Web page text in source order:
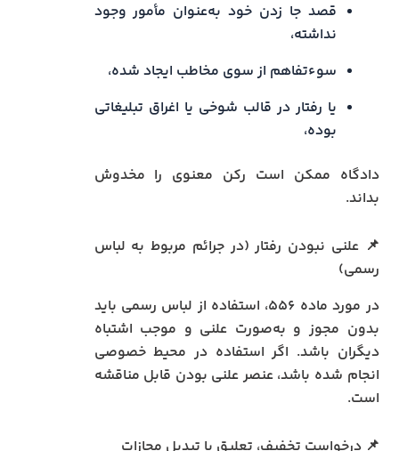
قصد جا زدن خود به‌عنوان مأمور وجود
نداشته،
سوءتفاهم از سوی مخاطب ایجاد شده،
یا رفتار در قالب شوخی یا اغراق تبلیغاتی
بوده،
دادگاه ممکن است رکن معنوی را مخدوش
بداند.
📌 علنی نبودن رفتار (در جرائم مربوط به لباس
رسمی)
در مورد ماده ۵۵۶، استفاده از لباس رسمی باید
بدون مجوز و به‌صورت علنی و موجب اشتباه
دیگران باشد. اگر استفاده در محیط خصوصی
انجام شده باشد، عنصر علنی بودن قابل مناقشه
است.